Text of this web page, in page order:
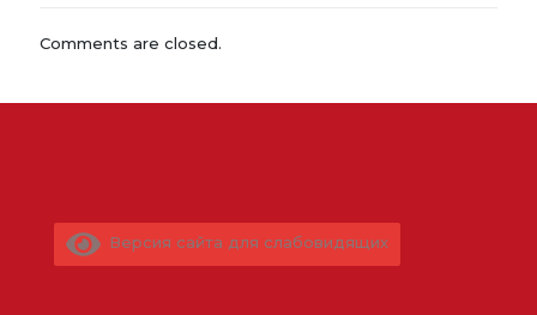
Comments are closed.
Версия сайта для слабовидящих